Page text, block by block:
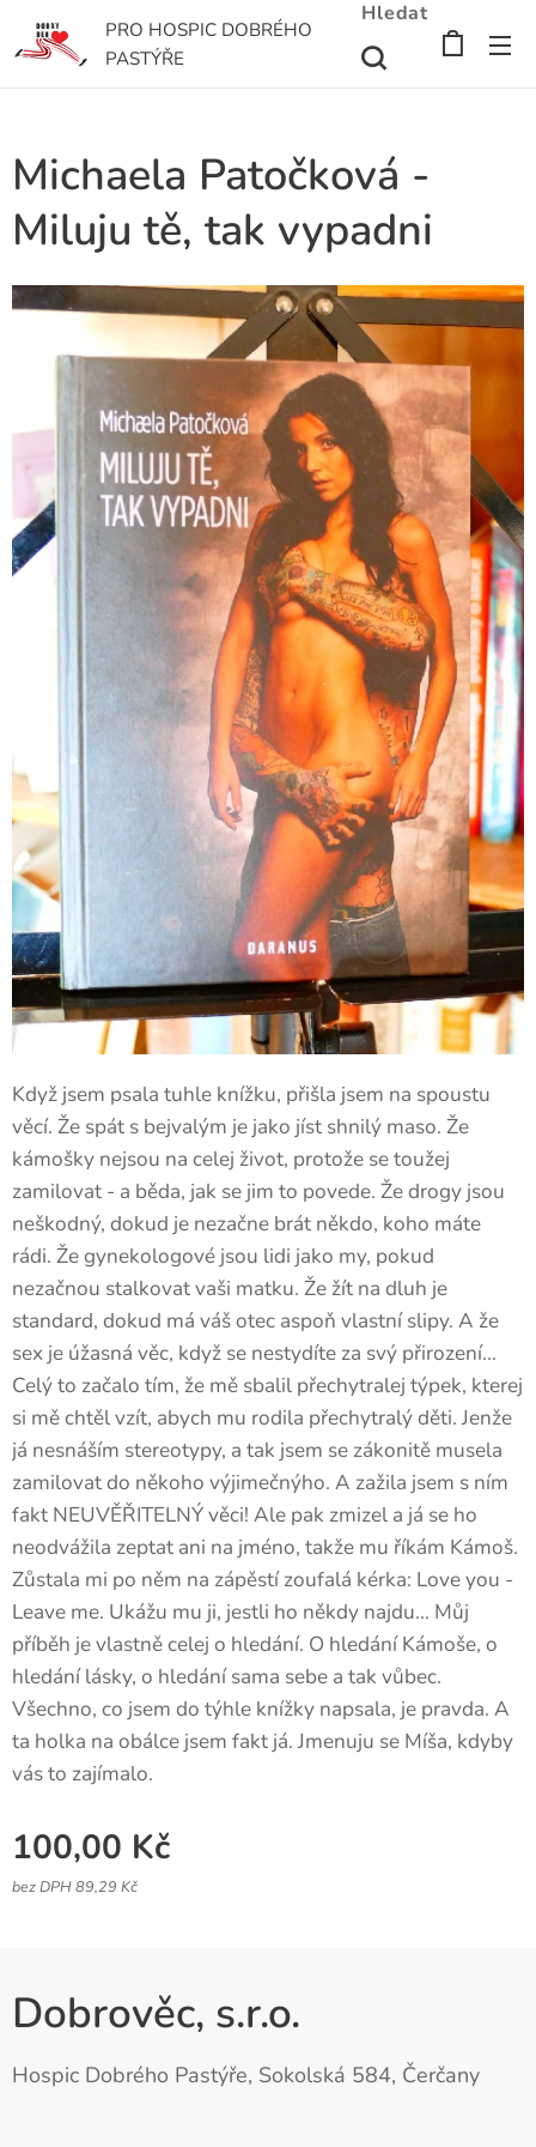
PRO HOSPIC DOBRÉHO
PASTÝŘE
Hledat
Michaela Patočková -
Miluju tě, tak vypadni
Když jsem psala tuhle knížku, přišla jsem na spoustu
věcí. Že spát s bejvalým je jako jíst shnilý maso. Že
kámošky nejsou na celej život, protože se toužej
zamilovat - a běda, jak se jim to povede. Že drogy jsou
neškodný, dokud je nezačne brát někdo, koho máte
rádi. Že gynekologové jsou lidi jako my, pokud
nezačnou stalkovat vaši matku. Že žít na dluh je
standard, dokud má váš otec aspoň vlastní slipy. A že
sex je úžasná věc, když se nestydíte za svý přirození...
Celý to začalo tím, že mě sbalil přechytralej týpek, kterej
si mě chtěl vzít, abych mu rodila přechytralý děti. Jenže
já nesnáším stereotypy, a tak jsem se zákonitě musela
zamilovat do někoho výjimečnýho. A zažila jsem s ním
fakt NEUVĚŘITELNÝ věci! Ale pak zmizel a já se ho
neodvážila zeptat ani na jméno, takže mu říkám Kámoš.
Zůstala mi po něm na zápěstí zoufalá kérka: Love you -
Leave me. Ukážu mu ji, jestli ho někdy najdu... Můj
příběh je vlastně celej o hledání. O hledání Kámoše, o
hledání lásky, o hledání sama sebe a tak vůbec.
Všechno, co jsem do týhle knížky napsala, je pravda. A
ta holka na obálce jsem fakt já. Jmenuju se Míša, kdyby
vás to zajímalo.
100,00 Kč
bez DPH 89,29 Kč
Dobrověc, s.r.o.
Hospic Dobrého Pastýře, Sokolská 584, Čerčany